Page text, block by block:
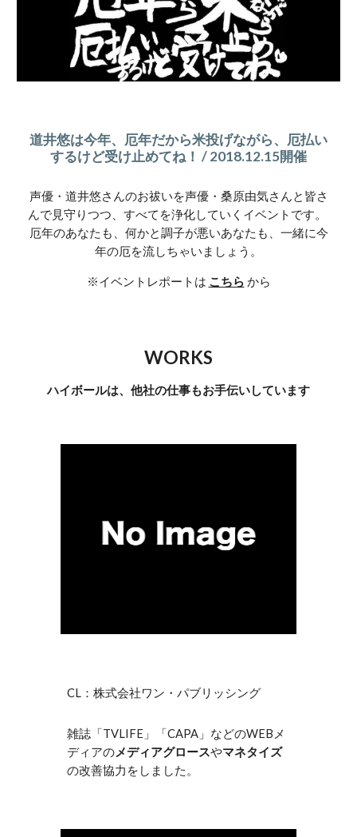
道井悠は今年、厄年だから米投げながら、厄払い
するけど受け止めてね！ / 2018.12.15開催
声優・道井悠さんのお祓いを声優・桑原由気さんと皆さ
んで見守りつつ、すべてを浄化していくイベントです。
厄年のあなたも、何かと調子が悪いあなたも、一緒に今
年の厄を流しちゃいましょう。
※イベントレポートは こちら から
WORKS
ハイボールは、他社の仕事もお手伝いしています
CL：株式会社ワン・パブリッシング
雑誌「TVLIFE」「CAPA」などのWEBメ
ディアのメディアグロースやマネタイズ
の改善協力をしました。